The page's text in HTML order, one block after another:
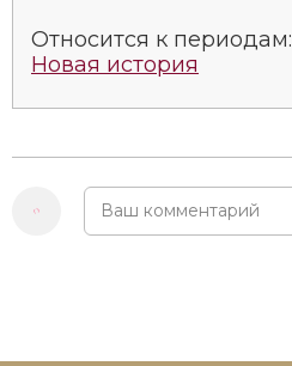
Относится к периодам:
Новая история